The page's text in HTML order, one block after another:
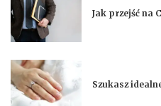
Jak przejść na
Szukasz